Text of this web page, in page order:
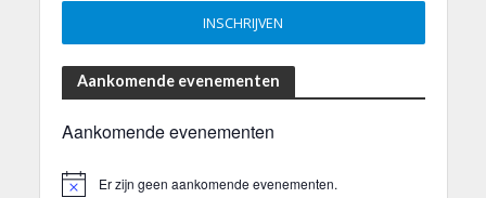
Aankomende evenementen
Aankomende evenementen
Er zijn geen aankomende evenementen.